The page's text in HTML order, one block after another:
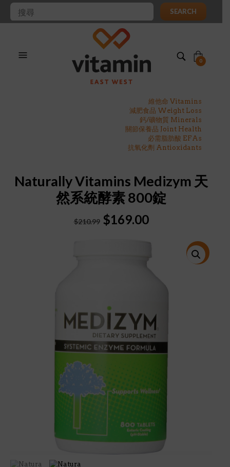
SEARCH
0
維他命 Vitamins
減肥食品 Weight Loss
鈣/礦物質 Minerals
關節保養品 Joint Health
必需脂肪酸 EFAs
抗氧化劑 Antioxidants
Naturally Vitamins Medizym 天
然系統酵素 800錠
$210.99 Original
$210.99.
$169.00Current
is:
$169.00.特價!